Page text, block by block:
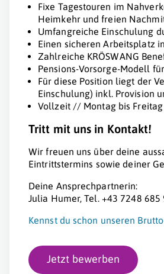
Fixe Tagestouren im
Heimkehr und freien
Umfangreiche Einschulung
Einen sicheren Arbeitsplatz
Zahlreiche KRÖSWANG
Pensions-Vorsorge-Modell
Für diese Position liegt der
Einschulung) inkl. Provision
Vollzeit // Montag bis Freitag
Tritt mit uns in Kontakt!
Wir freuen uns über deine
Eintrittstermins sowie deiner
Deine Ansprechpartnerin:
Julia Humer, Tel. +43 7248 685
Kennst du schon unseren
Jetzt bewerben